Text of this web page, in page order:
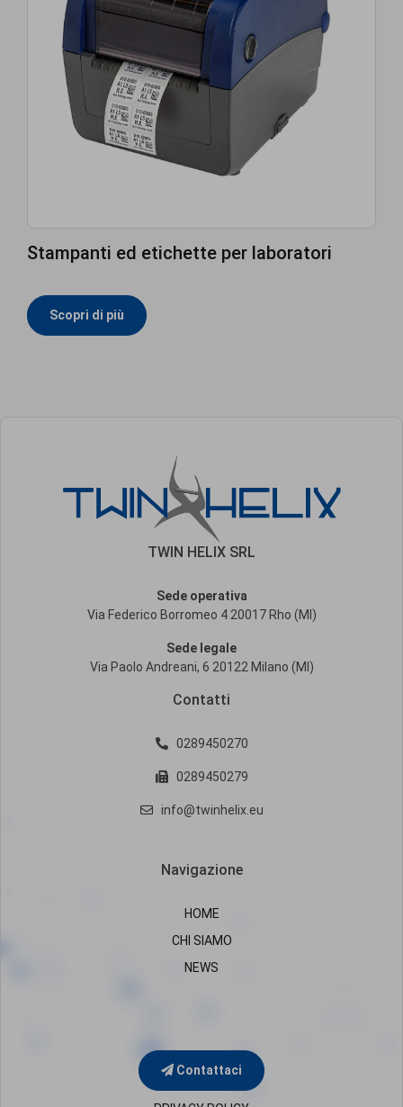
Stampanti ed etichette per laboratori
Scopri di più
TWIN HELIX SRL
Sede operativa
Via Federico Borromeo 4 20017 Rho (MI)
Sede legale
Via Paolo Andreani, 6 20122 Milano (MI)
Contatti
0289450270
0289450279
info@twinhelix.eu
Navigazione
HOME
CHI SIAMO
NEWS
Contattaci